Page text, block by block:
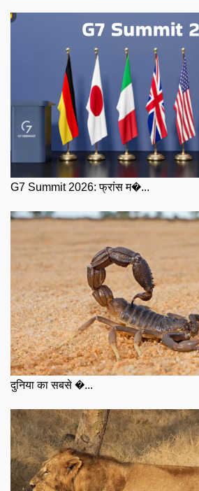
G7 Summit 2026: फ्रांस म�...
दुनिया का सबसे �...